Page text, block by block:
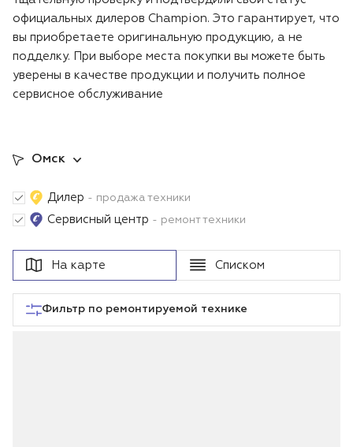
Аккумуляторная техника
Воздуходувки
Аккумуляторная техника iPrix
Генераторы
Мотопомпы
Подметальные машины
Магазины и сервисы
Блог
официальных дилеров Champion. Это гарантирует, что
вы приобретаете оригинальную продукцию, а не
подделку. При выборе места покупки вы можете быть
уверены в качестве продукции и получить полное
сервисное обслуживание
Омск
Дилер - продажа техники
Сервисный центр - ремонт техники
На карте Списком
Фильтр по ремонтируемой технике